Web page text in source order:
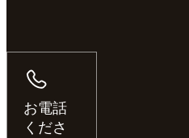
お電話
くださ